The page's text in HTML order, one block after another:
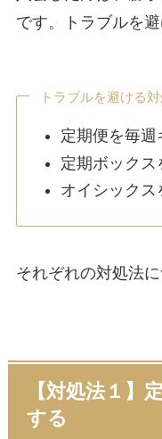
です。トラブルを
トラブルを避ける
定期便を毎週
定期ボックス
オイシックス
それぞれの対処法
【対処法１】
する